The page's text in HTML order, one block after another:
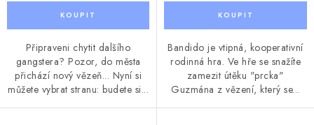
Připraveni chytit dalšího
gangstera? Pozor, do města
přichází nový vězeň... Nyní si
můžete vybrat stranu: budete si...
Bandido je vtipná, kooperativní
rodinná hra. Ve hře se snažíte
zamezit útěku "prcka"
Guzmána z vězení, který se...